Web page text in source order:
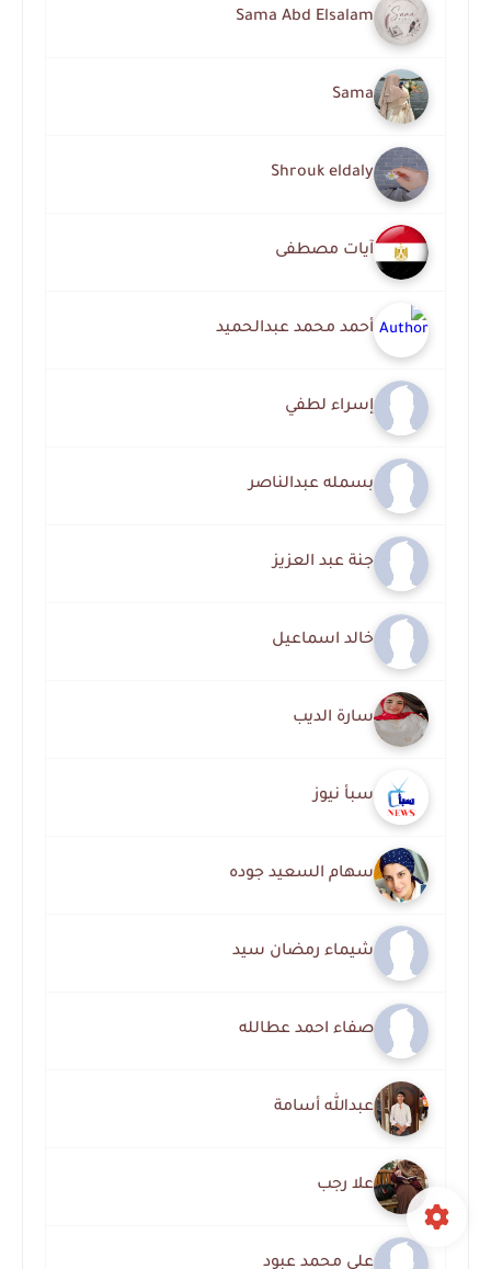
Sama Abd Elsalam
Sama
Shrouk eldaly
آيات مصطفى
أحمد محمد عبدالحميد
إسراء لطفي
بسمله عبدالناصر
جنة عبد العزيز
خالد اسماعيل
سارة الديب
سبأ نيوز
سهام السعيد جوده
شيماء رمضان سيد
صفاء احمد عطالله
عبدالله أسامة
علا رجب
علي محمد عبود